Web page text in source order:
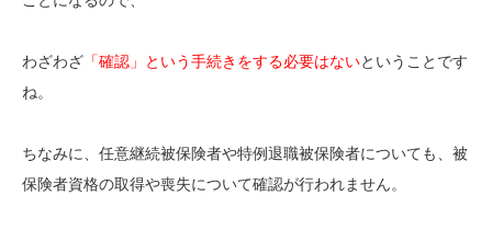
わざわざ 「確認」という手続きをする必要はないということです
ね。
ちなみに、任意継続被保険者や特例退職被保険者についても、被
保険者資格の取得や喪失について確認が行われません。